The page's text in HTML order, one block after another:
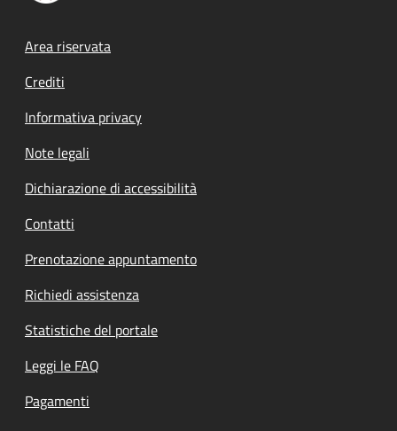
Footer menu
Area riservata
Crediti
Informativa privacy
Note legali
Dichiarazione di accessibilità
Contatti
Prenotazione appuntamento
Richiedi assistenza
Statistiche del portale
Leggi le FAQ
Pagamenti